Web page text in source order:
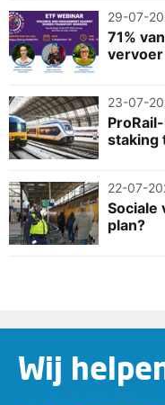
29-07-
71%
23-07-
staking
22-07-
Sociale
plan?
Wij